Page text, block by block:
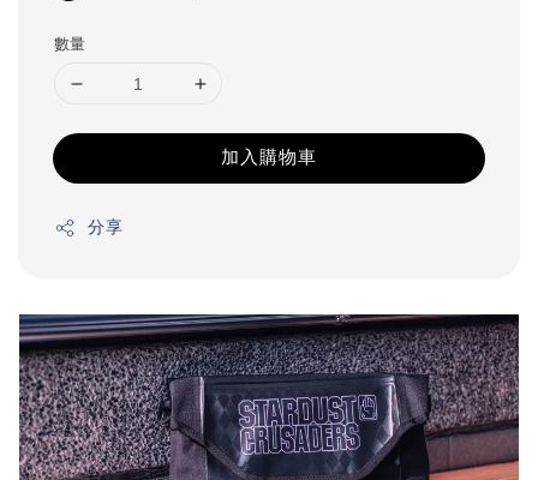
數量
加入購物車
分享